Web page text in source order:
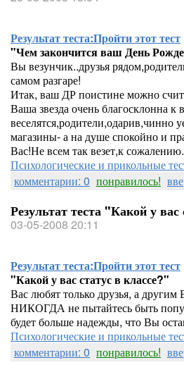
Результат теста:Пройти этот тест
"Чем закончится ваш День
Вы везунчик..друзья
самом разгаре!
Итак, ваш ДР поистине можно
Ваша звезда очень благосклонна к
веселятся,родители,одарив,чинно
магазины- а на душе спокойно и
Вас!Не всем так везет,к
Психологические и прикольные
комментарии: 0 понравилось!
Результат теста "Какой у вас
03-05-2008 20:11
Результат теста:Пройти этот тест
"Какой у вас статус в классе?"
Вас любят только друзья, а
НИКОГДА не пытайтесь быть
будет больше надежды, что Вы
Психологические и прикольные
комментарии: 0 понравилось!